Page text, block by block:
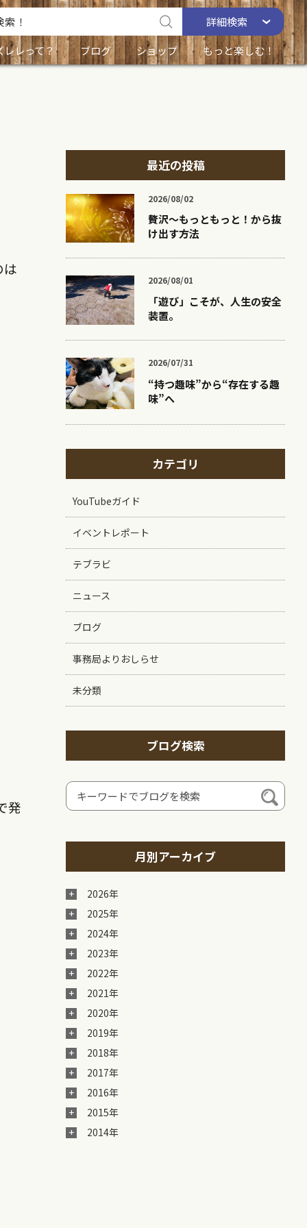
詳細検索
レレって？
ブログ ショップ もっと楽しむ！
は
発
最近の投稿
2026/08/02
贅沢〜もっともっと！から抜
け出す方法
2026/08/01
「遊び」こそが、人生の安全
装置。
2026/07/31
“持つ趣味”から“存在する趣
味”へ
カテゴリ
YouTubeガイド
イベントレポート
テブラビ
ニュース
ブログ
事務局よりおしらせ
未分類
ブログ検索
月別アーカイブ
2026年
2025年
2024年
2023年
2022年
2021年
2020年
2019年
2018年
2017年
2016年
2015年
2014年